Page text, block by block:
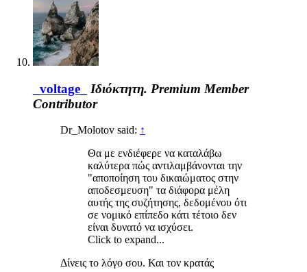
_voltage_ Ιδιόκτητη. Premium Member
Contributor
Dr_Molotov said: ↑
Θα με ενδιέφερε να καταλάβω
καλύτερα πώς αντιλαμβάνονται την
"αποποίηση του δικαιώματος στην
αποδεσμευση" τα διάφορα μέλη
αυτής της συζήτησης, δεδομένου ότι
σε νομικό επίπεδο κάτι τέτοιο δεν
είναι δυνατό να ισχύσει.
Click to expand...
Δίνεις το λόγο σου. Και τον κρατάς